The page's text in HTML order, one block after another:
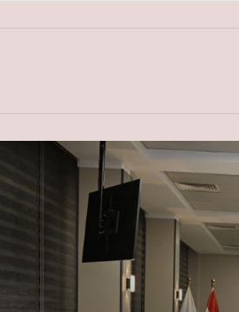
البريكس يفتح آفاقًا جديدة للصناعة
النقل تطلق تحذيرات جديدة لركاب
القطارات: لا تعبروا المزلقانات المغلقة ولا
تصعدوا أثناء الحركة
مليون دولار وعزز تنافسية الصادرات
المصرية